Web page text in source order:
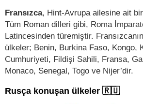
Fransızca, Hint-Avrupa ailesine ait
Tüm Roman dilleri gibi, Roma
Latincesinden türemiştir.
ülkeler; Benin, Burkina Faso, Kongo,
Cumhuriyeti, Fildişi Sahili, Fransa,
Monaco, Senegal, Togo ve Nijer’dir.
Rusça konuşan ülkeler 🇷🇺